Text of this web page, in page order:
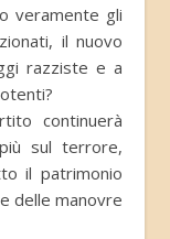
veramente gli
il nuovo
razziste e a
continuerà
sul terrore,
il patrimonio
delle manovre